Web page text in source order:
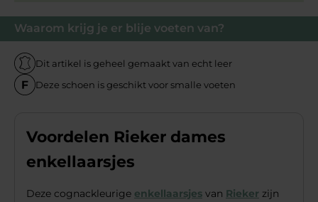
Waarom krijg je er blije voeten van?
Dit artikel is geheel gemaakt van echt leer
Deze schoen is geschikt voor smalle voeten
Voordelen Rieker dames
enkellaarsjes
Deze cognackleurige enkellaarsjes van Rieker zijn